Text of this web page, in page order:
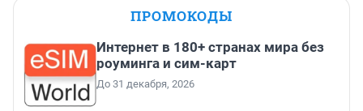
ПРОМОКОДЫ
Интернет в 180+ странах мира без
роуминга и сим-карт
До 31 декабря, 2026